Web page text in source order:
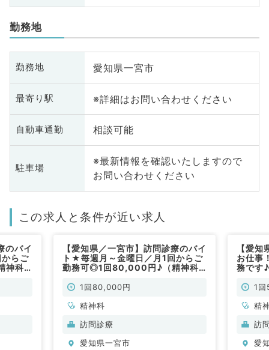
勤務地
勤務地 愛知県一宮市
最寄り駅 ※詳細はお問い合わせください
自動車通勤 相談可能
駐車場
※最新情報を確認いたしますので
お問い合わせください
この求人と条件が近い求人
のバイ
らご
神科
【愛知県／一宮市】訪問診療のバイ
ト★毎週月～金曜日／月1回からご
勤務可◎1回80,000円♪（精神科
1回80,000円
精神科
訪問診療
愛知県一宮市
【愛
お仕事
務です
1
精
訪
愛